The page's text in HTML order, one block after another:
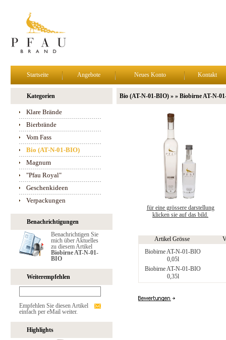
Startseite Angebote Neues Konto Kontakt
Kategorien
Klare Brände
Bierbrände
Vom Fass
Bio (AT-N-01-BIO)
Magnum
"Pfau Royal"
Geschenkideen
Verpackungen
Benachrichtigungen
Benachrichtigen Sie
mich über Aktuelles
zu diesem Artikel
Biobirne AT-N-01-
BIO
Weiterempfehlen
Empfehlen Sie diesen Artikel
einfach per eMail weiter.
Highlights
Bio (AT-N-01-BIO) » » Biobirne AT-N-
für eine grössere darstellung
klicken sie auf das bild.
Artikel Grösse
Biobirne AT-N-01-BIO
0,05l
Biobirne AT-N-01-BIO
0,35l